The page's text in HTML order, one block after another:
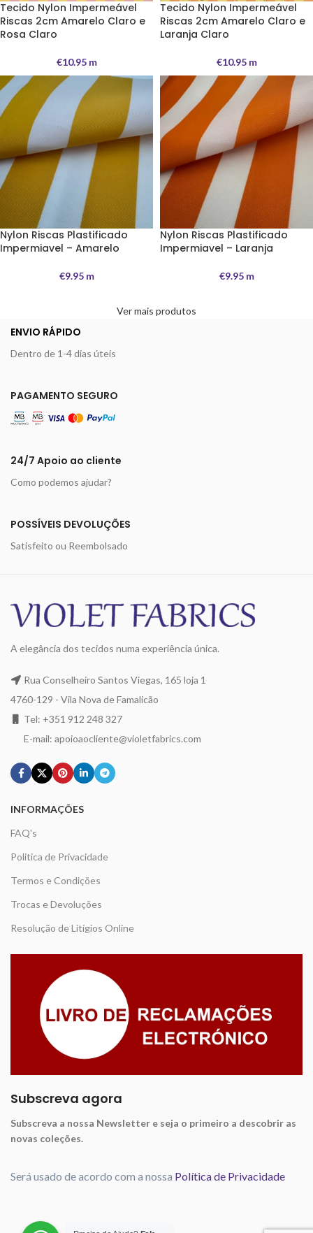
Tecido Nylon Impermeável
Riscas 2cm Amarelo Claro e
Rosa Claro
€10.95m
Tecido Nylon Impermeável
Riscas 2cm Amarelo Claro e
Laranja Claro
€10.95m
Nylon Riscas Plastificado
Impermiavel – Amarelo
€9.95m
Nylon Riscas Plastificado
Impermiavel – Laranja
€9.95m
Ver mais produtos
ENVIO RÁPIDO
Dentro de 1-4 dias úteis
PAGAMENTO SEGURO
24/7 Apoio ao cliente
Como podemos ajudar?
POSSÍVEIS DEVOLUÇÕES
Satisfeito ou Reembolsado
A elegância dos tecidos numa experiência única.
Rua Conselheiro Santos Viegas, 165 loja 1
4760-129 - Vila Nova de Famalicão
Tel: +351 912 248 327
E-mail: apoioaocliente@violetfabrics.com
INFORMAÇÕES
FAQ's
Politica de Privacidade
Termos e Condições
Trocas e Devoluções
Resolução de Litígios Online
Subscreva agora
Subscreva a nossa Newsletter e seja o primeiro a descobrir as
novas coleções.
Será usado de acordo com a nossa Política de Privacidade